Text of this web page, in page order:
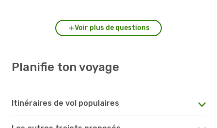
Voir plus de questions
Planifie ton voyage
Itinéraires de vol populaires